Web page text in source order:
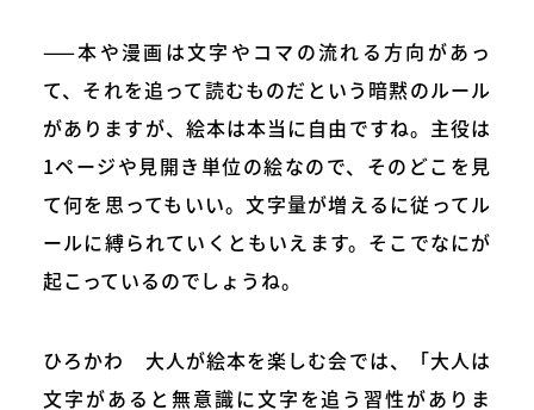
——本や漫画は文字やコマの流れる方向があっ
て、それを追って読むものだという暗黙のルール
がありますが、絵本は本当に自由ですね。主役は
1ページや見開き単位の絵なので、そのどこを見
て何を思ってもいい。文字量が増えるに従ってル
ールに縛られていくともいえます。そこでなにが
起こっているのでしょうね。
ひろかわ 大人が絵本を楽しむ会では、「大人は
文字があると無意識に文字を追う習性がありま